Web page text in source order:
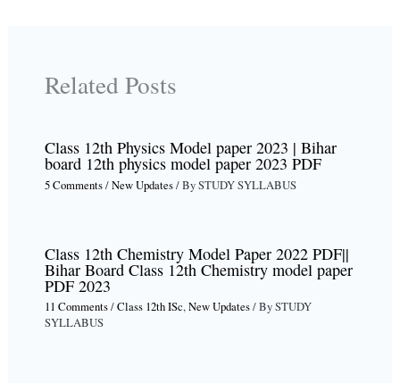
Related Posts
Class 12th Physics Model paper 2023 | Bihar
board 12th physics model paper 2023 PDF
5 Comments/New Updates/ BySTUDY SYLLABUS
Class 12th Chemistry Model Paper 2022 PDF||
Bihar Board Class 12th Chemistry model paper
PDF 2023
11 Comments/Class 12th ISc,New Updates/ BySTUDY
SYLLABUS